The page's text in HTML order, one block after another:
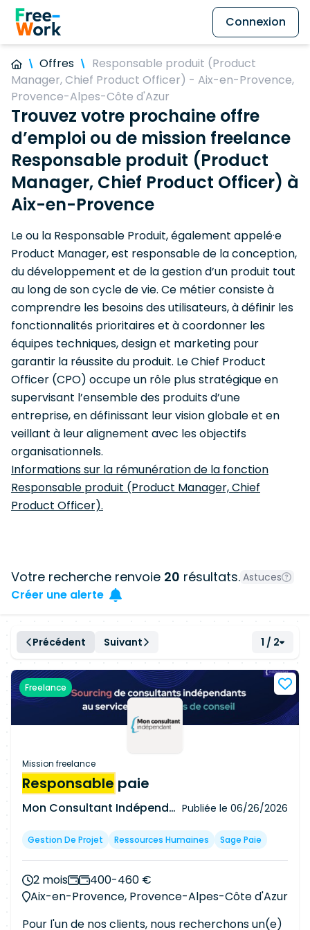
Connexion
Offres
Responsable produit (Product
Manager, Chief Product Officer) - Aix-en-Provence,
Provence-Alpes-Côte d'Azur
Trouvez votre prochaine offre
d’emploi ou de mission freelance
Responsable produit (Product
Manager, Chief Product Officer) à
Aix-en-Provence
Le ou la Responsable Produit, également appelé·e
Product Manager, est responsable de la conception,
du développement et de la gestion d’un produit tout
au long de son cycle de vie. Ce métier consiste à
comprendre les besoins des utilisateurs, à définir les
fonctionnalités prioritaires et à coordonner les
équipes techniques, design et marketing pour
garantir la réussite du produit. Le Chief Product
Officer (CPO) occupe un rôle plus stratégique en
supervisant l’ensemble des produits d’une
entreprise, en définissant leur vision globale et en
veillant à leur alignement avec les objectifs
organisationnels.
Informations sur la rémunération de la fonction
Responsable produit (Product Manager, Chief
Product Officer).
Votre recherche renvoie 20 résultats. Astuces
Créer une alerte
Précédent Suivant 1 / 2
Freelance
Mission freelance
Responsable paie
Mon Consultant Indépendant Publiée le 06/26/2026
Gestion De Projet Ressources Humaines Sage Paie
2 mois
400-460 €
Aix-en-Provence, Provence-Alpes-Côte d'Azur
Pour l'un de nos clients, nous recherchons un(e)